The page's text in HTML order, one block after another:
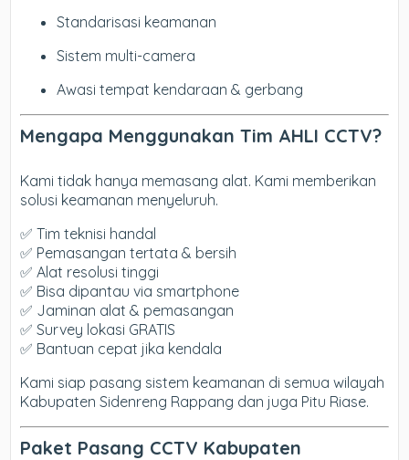
Standarisasi keamanan
Sistem multi-camera
Awasi tempat kendaraan & gerbang
Mengapa Menggunakan Tim AHLI CCTV?
Kami tidak hanya memasang alat. Kami memberikan
solusi keamanan menyeluruh.
✅ Tim teknisi handal
✅ Pemasangan tertata & bersih
✅ Alat resolusi tinggi
✅ Bisa dipantau via smartphone
✅ Jaminan alat & pemasangan
✅ Survey lokasi GRATIS
✅ Bantuan cepat jika kendala
Kami siap pasang sistem keamanan di semua wilayah
Kabupaten Sidenreng Rappang dan juga Pitu Riase.
Paket Pasang CCTV Kabupaten